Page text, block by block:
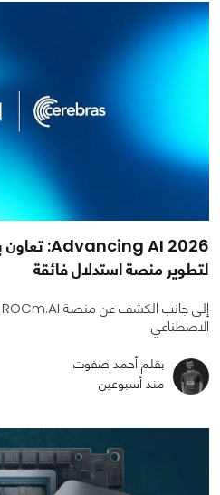
لتطوير منصة استدلال فائقة
الاصطناعي
بقلم أحمد صفوت
منذ أسبوعين